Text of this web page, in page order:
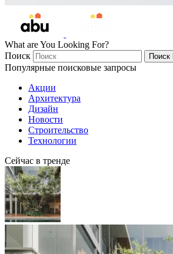
What are You Looking For?
Поиск
Поиск
Популярные поисковые запросы
Акции
Архитектура
Дизайн
Новости
Строительство
Технологии
Сейчас в тренде